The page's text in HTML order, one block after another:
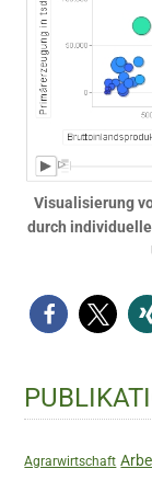
Visualisierung
durch
Haupt-
Sidebar
Agrarwirtschaft